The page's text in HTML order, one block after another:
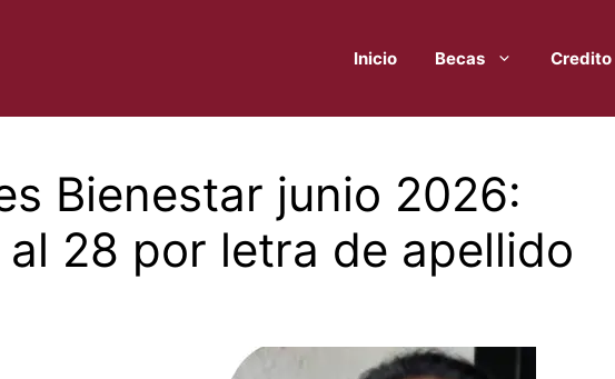
Inicio Becas Credito
Bienestar junio 2026:
28 por letra de apellido